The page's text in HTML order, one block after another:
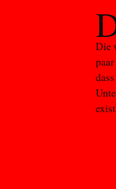
Die